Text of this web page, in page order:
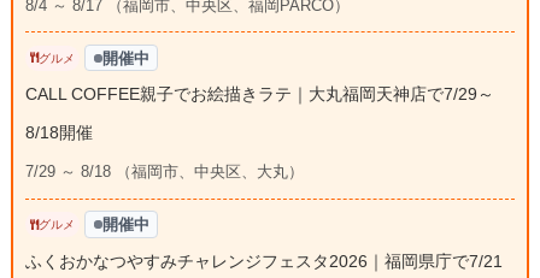
8/4 ～ 8/17 （福岡市、中央区、福岡PARCO）
グルメ 開催中
CALL COFFEE親子でお絵描きラテ｜大丸福岡天神店で7/29～
8/18開催
7/29 ～ 8/18 （福岡市、中央区、大丸）
グルメ 開催中
ふくおかなつやすみチャレンジフェスタ2026｜福岡県庁で7/21